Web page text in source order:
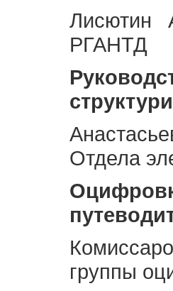
Лисютин
РГАНТД
Отдела
группы